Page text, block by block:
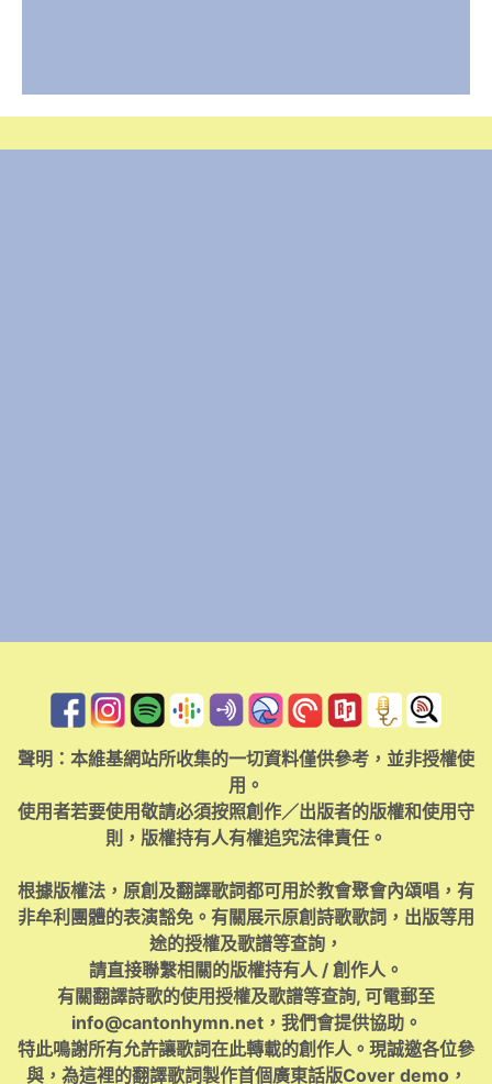
聲明：本維基網站所收集的一切資料僅供參考，並非授權使
用。
使用者若要使用敬請必須按照創作／出版者的版權和使用守
則，版權持有人有權追究法律責任。
根據版權法，原創及翻譯歌詞都可用於教會聚會內頌唱，有
非牟利團體的表演豁免。有關展示原創詩歌歌詞，出版等用
途的授權及歌譜等查詢，
請直接聯繫相關的版權持有人 / 創作人。
有關翻譯詩歌的使用授權及歌譜等查詢, 可電郵至
info@cantonhymn.net，我們會提供協助。
特此鳴謝所有允許讓歌詞在此轉載的創作人。現誠邀各位參
與，為這裡的翻譯歌詞製作首個廣東話版Cover demo，